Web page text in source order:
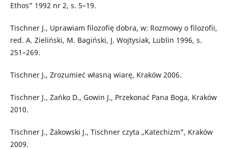
Ethos” 1992 nr 2, s. 5–19.
Tischner J., Uprawiam filozofię dobra, w: Rozmowy o filozofii,
red. A. Zieliński, M. Bagiński, J. Wojtysiak, Lublin 1996, s.
251–269.
Tischner J., Zrozumieć własną wiarę, Kraków 2006.
Tischner J., Zańko D., Gowin J., Przekonać Pana Boga, Kraków
2010.
Tischner J., Żakowski J., Tischner czyta „Katechizm”, Kraków
2009.